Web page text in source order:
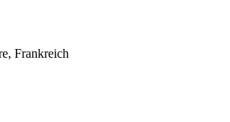
Frankreich